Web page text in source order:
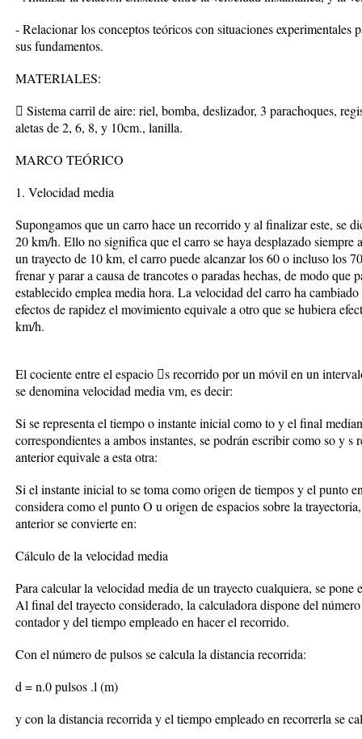
- Relacionar los conceptos teóricos con situaciones experimentales
sus fundamentos.
MATERIALES:
 Sistema carril de aire: riel, bomba, deslizador, 3 parachoques,
aletas de 2, 6, 8, y 10cm., lanilla.
MARCO TEÓRICO
1. Velocidad media
Supongamos que un carro hace un recorrido y al finalizar este, se
20 km/h. Ello no significa que el carro se haya desplazado siempre
un trayecto de 10 km, el carro puede alcanzar los 60 o incluso los
frenar y parar a causa de trancotes o paradas hechas, de modo
establecido emplea media hora. La velocidad del carro ha
efectos de rapidez el movimiento equivale a otro que se hubiera
km/h.
El cociente entre el espacio s recorrido por un móvil en un
se denomina velocidad media vm, es decir:
Si se representa el tiempo o instante inicial como to y el final
correspondientes a ambos instantes, se podrán escribir como so y s
anterior equivale a esta otra:
Si el instante inicial to se toma como origen de tiempos y el punto
considera como el punto O u origen de espacios sobre la
anterior se convierte en:
Cálculo de la velocidad media
Para calcular la velocidad media de un trayecto cualquiera, se
Al final del trayecto considerado, la calculadora dispone del
contador y del tiempo empleado en hacer el recorrido.
Con el número de pulsos se calcula la distancia recorrida:
d = n.0 pulsos .l (m)
y con la distancia recorrida y el tiempo empleado en recorrerla se